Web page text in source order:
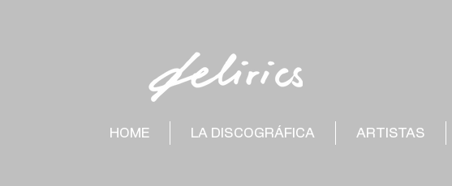
HOME LA DISCOGRÁFICA ARTISTAS